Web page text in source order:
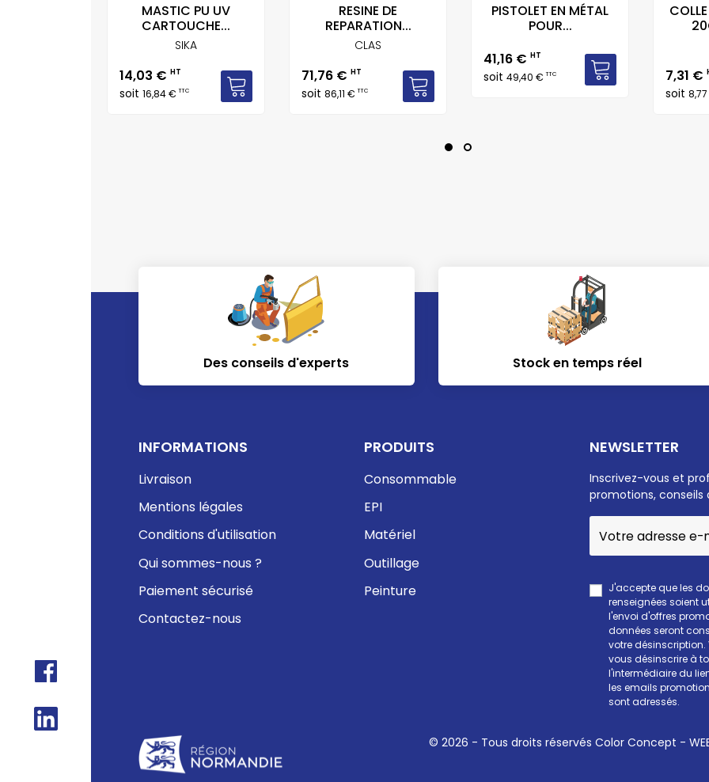
MASTIC PU UV
CARTOUCHE...
SIKA
Prix
14,03 € HT
soit 16,84 €TTC
RESINE DE
REPARATION...
CLAS
Prix
71,76 € HT
soit 86,11 €TTC
PISTOLET EN MÉTAL
POUR...
Prix
41,16 € HT
soit 49,40 €TTC Prix
7,31 €
soit
Des conseils d'experts Stock en temps réel
INFORMATIONS
Livraison
Mentions légales
Conditions d'utilisation
Qui sommes-nous ?
Paiement sécurisé
Contactez-nous
PRODUITS
Consommable
EPI
Matériel
Outillage
Peinture
NEWSLETTER
Inscrivez-vous et
promotions, conseils
J'accepte que les
renseignées soient
l'envoi d'offres
données seront
votre désinscription.
vous désinscrire à
l'intermédiaire du
les emails
sont adressés.
© 2026 - Tous droits réservés Color Concept -